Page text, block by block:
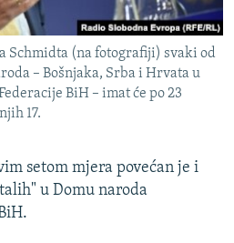
Schmidta (na fotografiji) svaki od
– Bošnjaka, Srba i Hrvata u
BiH – imat će po 23
17.
setom mjera povećan je i
u Domu naroda